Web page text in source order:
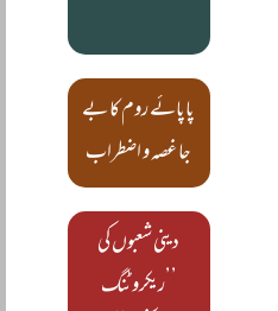
پاپائے روم کا بے
جا غصہ و اضطراب
دینی شعبوں کی
’’ریکروٹنگ